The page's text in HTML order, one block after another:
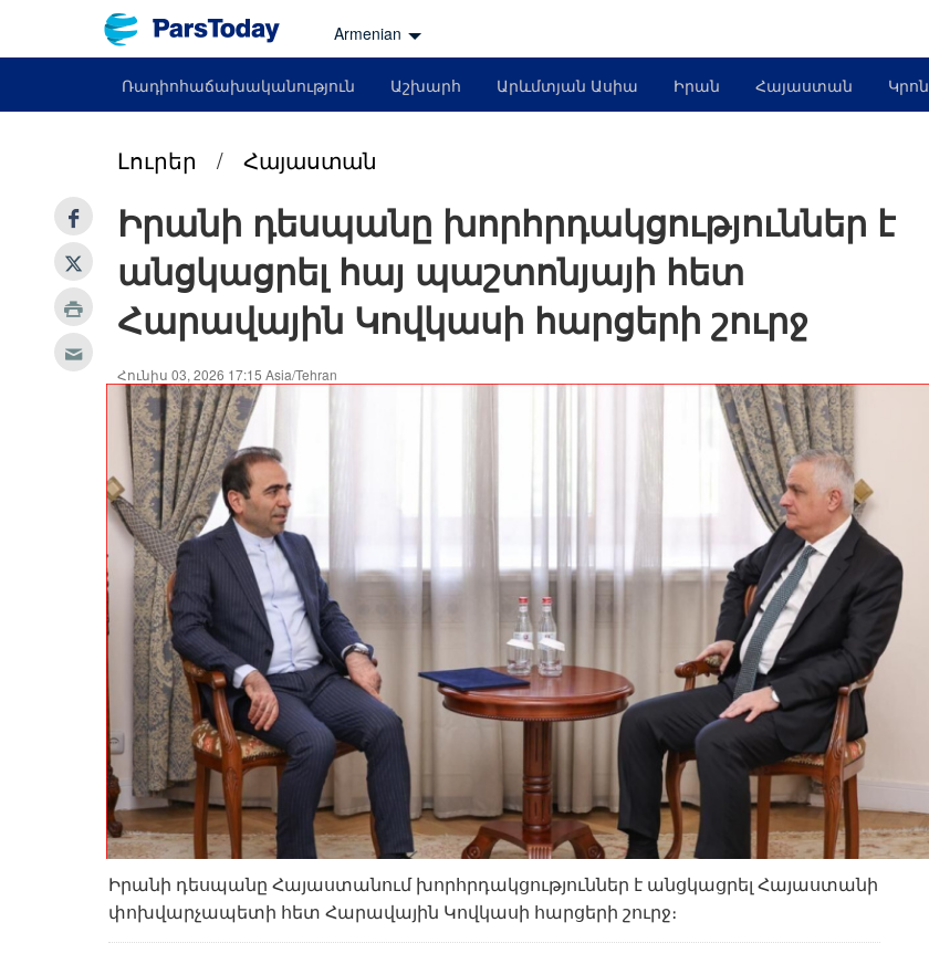
Armenian
Ռադիոհաճախականություն Աշխարհ Արևմտյան Ասիա Իրան Հայաստան Կրոն
Լուրեր / Հայաստան
Իրանի դեսպանը խորհրդակցություններ է
անցկացրել հայ պաշտոնյայի հետ
Հարավային Կովկասի հարցերի շուրջ
Հունիս 03, 2026 17:15 Asia/Tehran
Իրանի դեսպանը Հայաստանում խորհրդակցություններ է անցկացրել Հայաստանի
փոխվարչապետի հետ Հարավային Կովկասի հարցերի շուրջ։